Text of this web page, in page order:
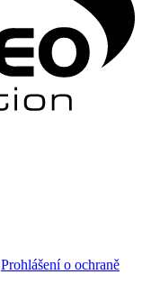
Prohlášení o ochraně